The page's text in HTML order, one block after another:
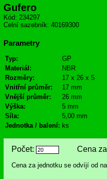
Gufero
Kód: 234297
Celní sazebník: 40169300
Parametry
Typ:
GP
Materiál:
NBR
Rozměry:
17 x 26 x 5
Vnitřní průměr:
17 mm
Vnější průměr:
26 mm
Výška:
5 mm
Síla:
5,00 mm
Jednotka / balení: ks
Počet: Cena za
Cena za jednotku se odvíjí od